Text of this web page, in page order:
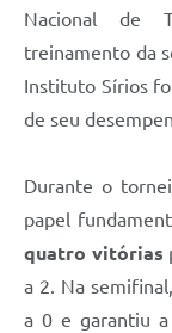
Nacional de
treinamento da
Instituto Sírios
de seu
Durante o
papel
quatro vitórias
a 2. Na
a 0 e garantiu a